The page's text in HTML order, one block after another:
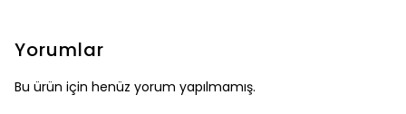
Yorumlar
Bu ürün için henüz yorum yapılmamış.